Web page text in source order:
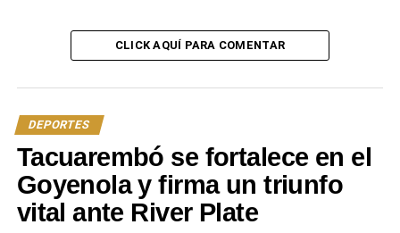
CLICK AQUÍ PARA COMENTAR
DEPORTES
Tacuarembó se fortalece en el
Goyenola y firma un triunfo
vital ante River Plate